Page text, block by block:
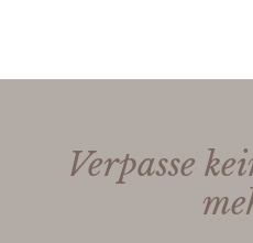
Verpasse